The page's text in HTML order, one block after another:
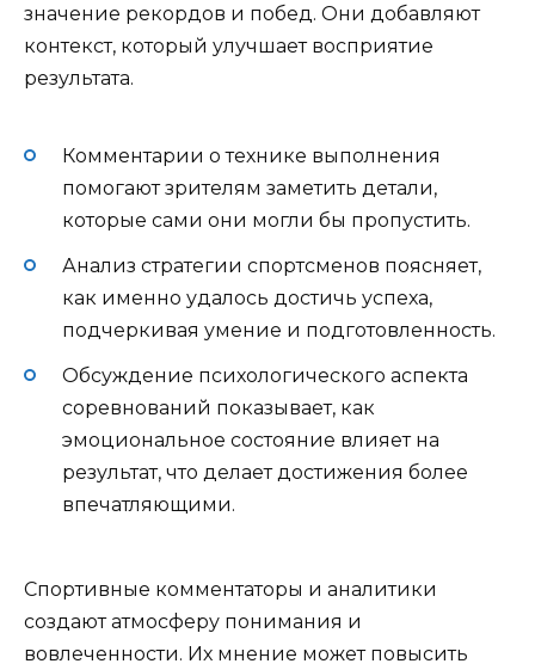
значение рекордов и побед. Они добавляют
контекст, который улучшает восприятие
результата.
Комментарии о технике выполнения
помогают зрителям заметить детали,
которые сами они могли бы пропустить.
Анализ стратегии спортсменов поясняет,
как именно удалось достичь успеха,
подчеркивая умение и подготовленность.
Обсуждение психологического аспекта
соревнований показывает, как
эмоциональное состояние влияет на
результат, что делает достижения более
впечатляющими.
Спортивные комментаторы и аналитики
создают атмосферу понимания и
вовлеченности. Их мнение может повысить